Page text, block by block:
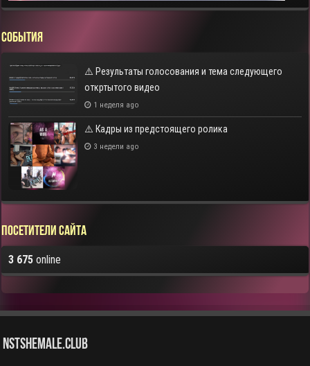
СОБЫТИЯ
⚠️ Результаты голосования и тема следующего
откртытого видео
1 неделя ago
⚠️ Кадры из предстоящего ролика
3 недели ago
Посетители сайта
3 675 online
NstShemale.Club